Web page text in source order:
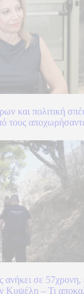
και πολιτική
τους
σε 57χρονη,
Κυψέλη – Τι